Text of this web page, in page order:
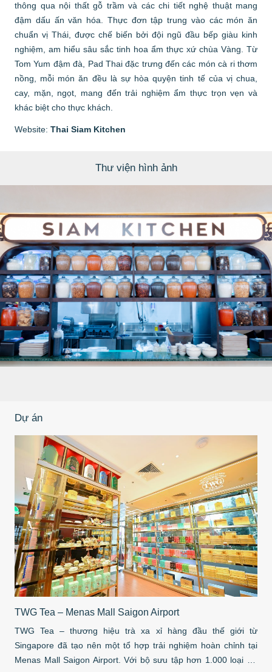
thông qua nội thất gỗ trầm và các chi tiết nghệ thuật mang
đậm dấu ấn văn hóa. Thực đơn tập trung vào các món ăn
chuẩn vị Thái, được chế biến bởi đội ngũ đầu bếp giàu kinh
nghiệm, am hiểu sâu sắc tinh hoa ẩm thực xứ chùa Vàng. Từ
Tom Yum đậm đà, Pad Thai đặc trưng đến các món cà ri thơm
nồng, mỗi món ăn đều là sự hòa quyện tinh tế của vị chua,
cay, mặn, ngọt, mang đến trải nghiệm ẩm thực trọn vẹn và
khác biệt cho thực khách.
Website: Thai Siam Kitchen
Thư viện hình ảnh
Dự án
TWG Tea – Menas Mall Saigon Airport
TWG Tea – thương hiệu trà xa xỉ hàng đầu thế giới từ
Singapore đã tạo nên một tổ hợp trải nghiệm hoàn chỉnh tại
Menas Mall Saigon Airport. Với bộ sưu tập hơn 1.000 loại trà